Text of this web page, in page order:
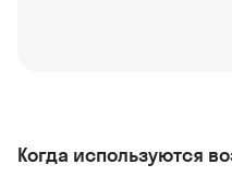
Когда используются